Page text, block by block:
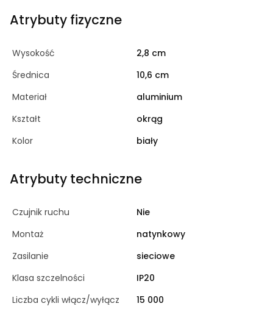
Atrybuty fizyczne
Wysokość
2,8 cm
Średnica
10,6 cm
Materiał
aluminium
Kształt
okrąg
Kolor
biały
Atrybuty techniczne
Czujnik ruchu
Nie
Montaż
natynkowy
Zasilanie
sieciowe
Klasa szczelności
IP20
Liczba cykli włącz/wyłącz
15 000